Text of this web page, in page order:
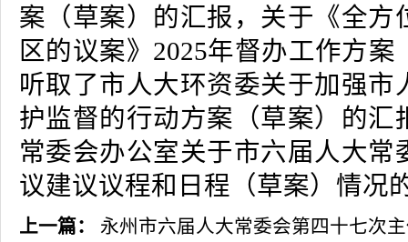
案（草案）的汇报，关于《全方
区的议案》2025年督办工作方
听取了市人大环资委关于加强市
护监督的行动方案（草案）的汇
常委会办公室关于市六届人大常
议建议议程和日程（草案）情况
上一篇：
永州市六届人大常委会第四十七次